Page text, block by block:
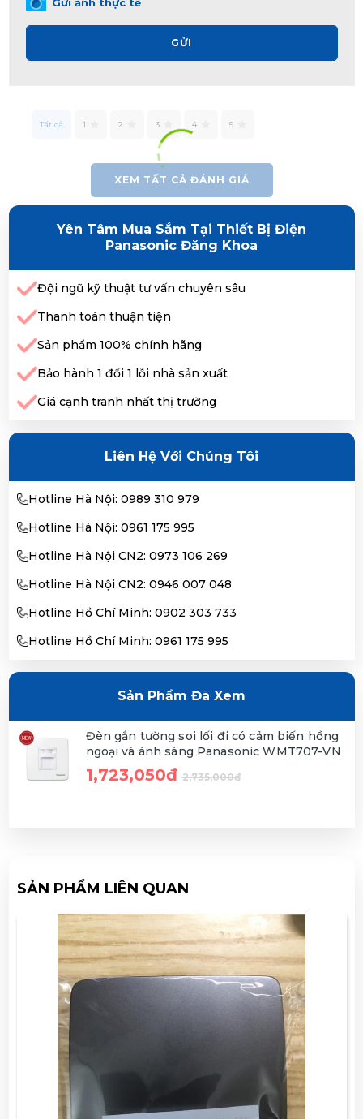
GỬI
Tất cả 1 2 3 4 5
XEM TẤT CẢ ĐÁNH GIÁ
Yên Tâm Mua Sắm Tại Thiết Bị Điện
Panasonic Đăng Khoa
Đội ngũ kỹ thuật tư vấn chuyên sâu
Thanh toán thuận tiện
Sản phẩm 100% chính hãng
Bảo hành 1 đổi 1 lỗi nhà sản xuất
Giá cạnh tranh nhất thị trường
Liên Hệ Với Chúng Tôi
Hotline Hà Nội: 0989 310 979
Hotline Hà Nội: 0961 175 995
Hotline Hà Nội CN2: 0973 106 269
Hotline Hà Nội CN2: 0946 007 048
Hotline Hồ Chí Minh: 0902 303 733
Hotline Hồ Chí Minh: 0961 175 995
Sản Phẩm Đã Xem
Đèn gắn tường soi lối đi có cảm biến hồng
ngoại và ánh sáng Panasonic WMT707-VN
1,723,050đ 2,735,000đ
SẢN PHẨM LIÊN QUAN